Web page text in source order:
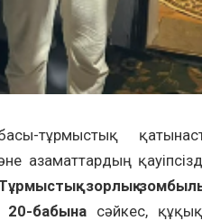
тұрмыстық
азаматтардың
зорлық-
20-бабына сәйкес,